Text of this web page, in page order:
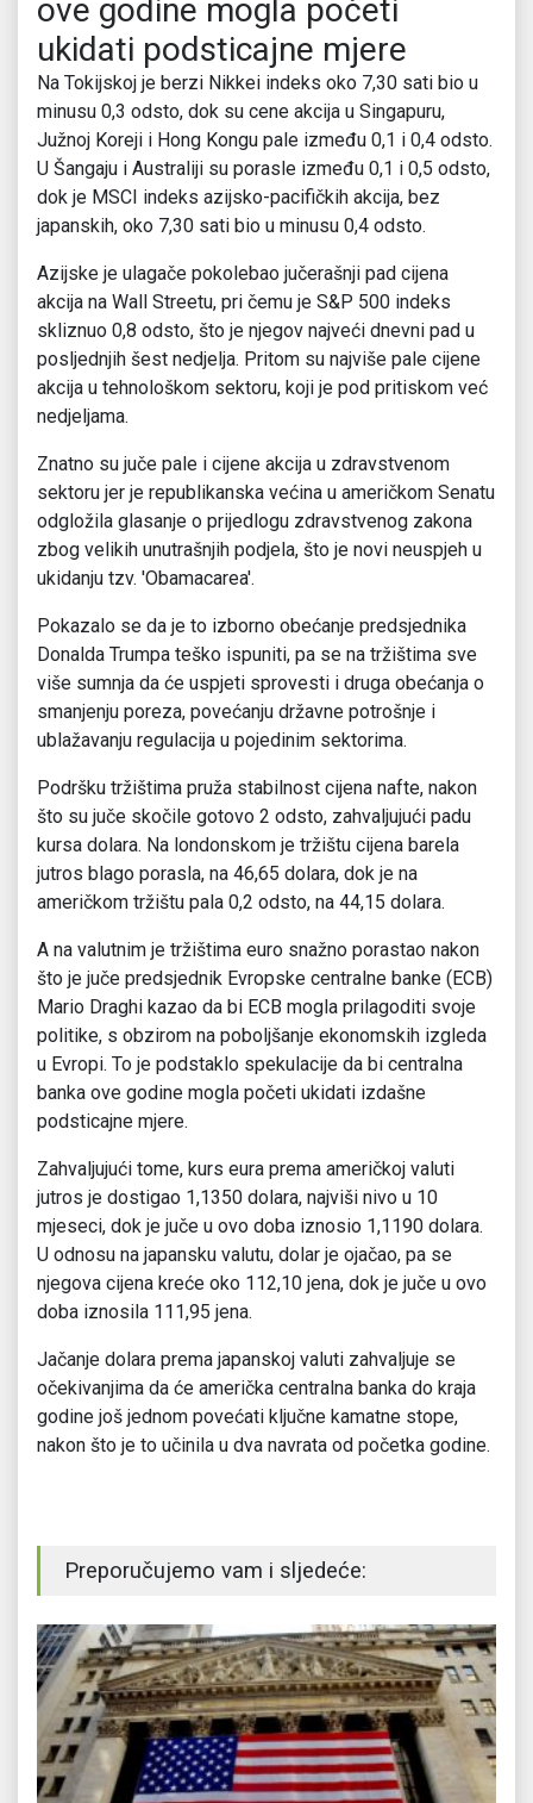
ove godine mogla početi
ukidati podsticajne mjere
Na Tokijskoj je berzi Nikkei indeks oko 7,30 sati bio u
minusu 0,3 odsto, dok su cene akcija u Singapuru,
Južnoj Koreji i Hong Kongu pale između 0,1 i 0,4 odsto.
U Šangaju i Australiji su porasle između 0,1 i 0,5 odsto,
dok je MSCI indeks azijsko-pacifičkih akcija, bez
japanskih, oko 7,30 sati bio u minusu 0,4 odsto.
Azijske je ulagače pokolebao jučerašnji pad cijena
akcija na Wall Streetu, pri čemu je S&P 500 indeks
skliznuo 0,8 odsto, što je njegov najveći dnevni pad u
posljednjih šest nedjelja. Pritom su najviše pale cijene
akcija u tehnološkom sektoru, koji je pod pritiskom već
nedjeljama.
Znatno su juče pale i cijene akcija u zdravstvenom
sektoru jer je republikanska većina u američkom Senatu
odgložila glasanje o prijedlogu zdravstvenog zakona
zbog velikih unutrašnjih podjela, što je novi neuspjeh u
ukidanju tzv. ′Obamacarea′.
Pokazalo se da je to izborno obećanje predsjednika
Donalda Trumpa teško ispuniti, pa se na tržištima sve
više sumnja da će uspjeti sprovesti i druga obećanja o
smanjenju poreza, povećanju državne potrošnje i
ublažavanju regulacija u pojedinim sektorima.
Podršku tržištima pruža stabilnost cijena nafte, nakon
što su juče skočile gotovo 2 odsto, zahvaljujući padu
kursa dolara. Na londonskom je tržištu cijena barela
jutros blago porasla, na 46,65 dolara, dok je na
američkom tržištu pala 0,2 odsto, na 44,15 dolara.
A na valutnim je tržištima euro snažno porastao nakon
što je juče predsjednik Evropske centralne banke (ECB)
Mario Draghi kazao da bi ECB mogla prilagoditi svoje
politike, s obzirom na poboljšanje ekonomskih izgleda
u Evropi. To je podstaklo spekulacije da bi centralna
banka ove godine mogla početi ukidati izdašne
podsticajne mjere.
Zahvaljujući tome, kurs eura prema američkoj valuti
jutros je dostigao 1,1350 dolara, najviši nivo u 10
mjeseci, dok je juče u ovo doba iznosio 1,1190 dolara.
U odnosu na japansku valutu, dolar je ojačao, pa se
njegova cijena kreće oko 112,10 jena, dok je juče u ovo
doba iznosila 111,95 jena.
Jačanje dolara prema japanskoj valuti zahvaljuje se
očekivanjima da će američka centralna banka do kraja
godine još jednom povećati ključne kamatne stope,
nakon što je to učinila u dva navrata od početka godine.
Preporučujemo vam i sljedeće: